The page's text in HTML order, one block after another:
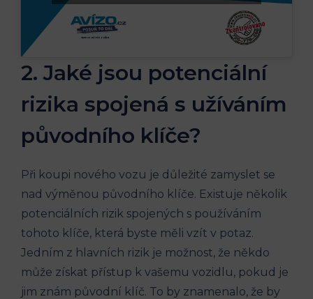
2. Jaké jsou potenciální
rizika spojená s užíváním
původního klíče?
Při koupi nového ⁢vozu⁢ je důležité ​zamyslet se ​
nad⁤ výměnou původního klíče. ‌Existuje ​několik‌
potenciálních ‍rizik spojených s používáním
tohoto‍ klíče, která byste měli vzít v potaz.
Jedním z hlavních rizik ‍je ⁤možnost, ‌že někdo
může získat ⁢přístup⁤ k⁤ vašemu vozidlu, pokud ‌je⁣
jim znám původní klíč. To by znamenalo, že‍ by